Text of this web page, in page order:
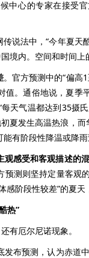
心的专家在接受官
传说法中，“今年夏天
境内。空间和时间上
。官方预测中的“偏高
值。通俗地说，夏季
天气温都达到35摄
夏发生高温热浪，
有阶段性降温或降雨
观感受和客观描述的
预测则坚持定量客观
阶段性较差”的夏天
热”
有厄尔尼诺现象。
布预测，认为赤道